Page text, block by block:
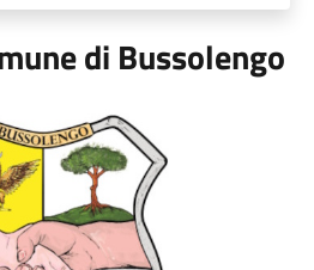
di Bussolengo